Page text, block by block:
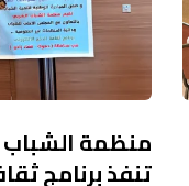
منظمة الشباب
تنفذ برنامج